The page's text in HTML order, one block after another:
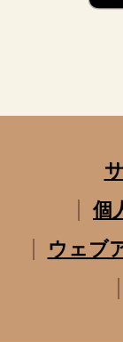
個
ウェブ